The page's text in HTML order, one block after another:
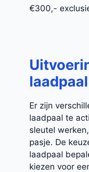
€300,-
laadpaal
Er zijn
laadpaal te
sleutel
pasje. De
laadpaal
kiezen voor